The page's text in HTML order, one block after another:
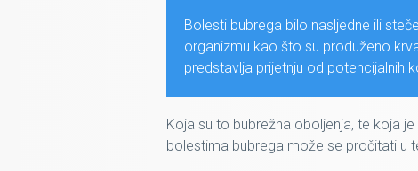
Bolesti bubrega bilo nasljedne ili
organizmu kao što su produženo
predstavlja prijetnju od potencijalnih
Koja su to bubrežna oboljenja, te koja
bolestima bubrega može se pročitati u